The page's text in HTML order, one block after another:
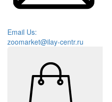
Email Us:
zoomarket@ilay-centr.ru